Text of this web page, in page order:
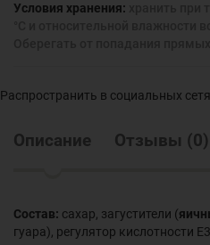
Условия хранения:
Распространить в социальных
Описание Отзывы (0)
Состав: сахар, загустители (
гуара), регулятор кислотности